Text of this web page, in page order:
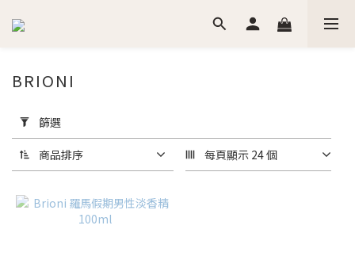
用
篩
選
(0/20)
價格
BRIONI
篩選
商品排序 每頁顯示 24 個